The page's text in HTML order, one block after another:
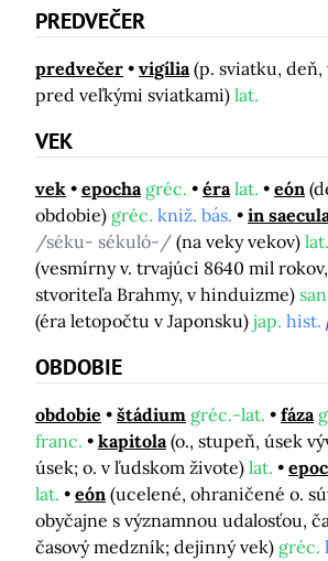
PREDVEČER
predvečer vigília (p. sviatku, deň,
pred veľkými sviatkami) lat.
VEK
vek epocha gréc. éra lat. eón
obdobie) gréc. kniž. bás.
in
/séku- sékuló-/ (na veky vekov) lat.
(vesmírny v. trvajúci 8640 mil
stvoriteľa Brahmy, v hinduizme)
(éra letopočtu v Japonsku) jap. hist.
OBDOBIE
obdobie štádium gréc.-lat. fáza
franc.
kapitola (o., stupeň, úsek
úsek; o. v ľudskom živote) lat.
lat.
eón (ucelené, ohraničené o.
obyčajne s významnou udalosťou,
časový medzník; dejinný vek) gréc.